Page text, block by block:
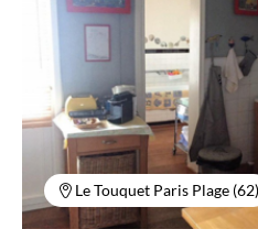
Le Touquet Paris Plage (62)